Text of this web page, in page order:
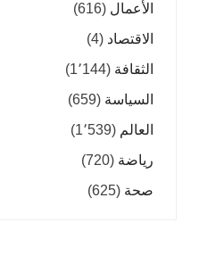
الأعمال (616)
الاقتصاد (4)
الثقافة (1٬144)
السياسة (659)
العالم (1٬539)
رياضة (720)
صحة (625)